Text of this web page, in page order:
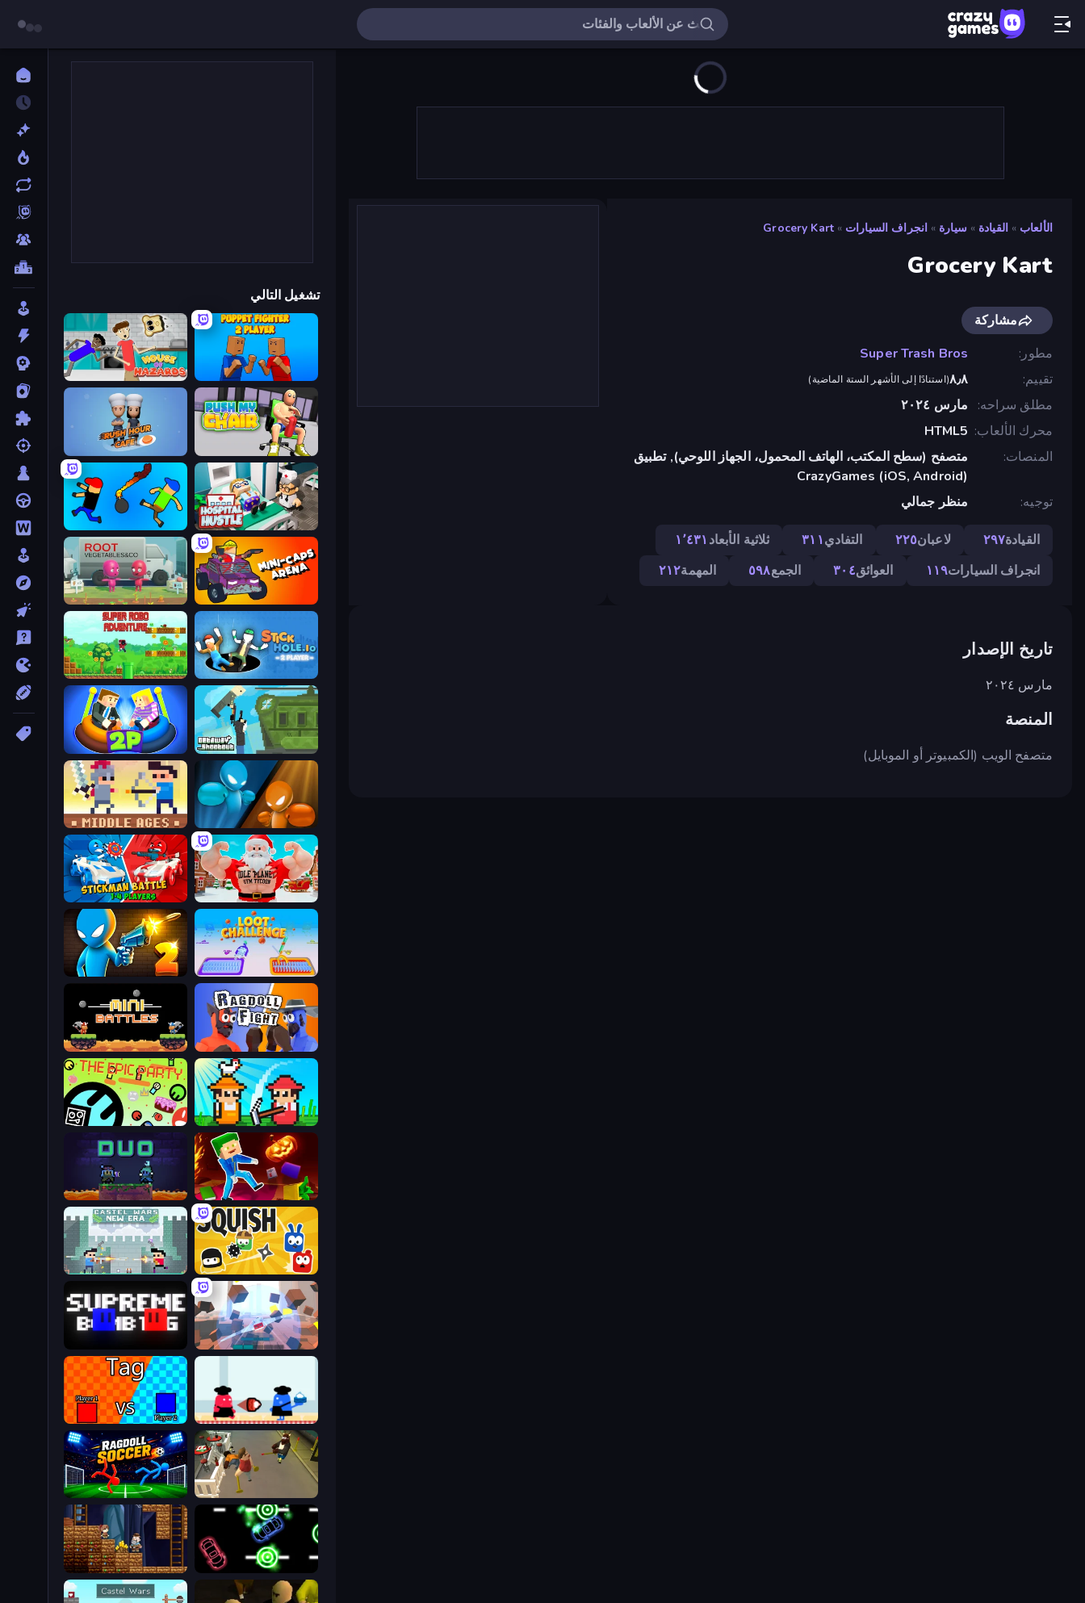
الألعاب » القيادة » سيارة » انجراف السيارات »
Grocery Kart
Grocery Kart
مشاركة
مطور
Super Trash Bros
تقييم
٨٫٨(استنادًا إلى الأشهر الستة الماضية)
مطلق سراحه
مارس ٢٠٢٤
محرك الألعاب HTML5
المنصات
متصفح (سطح المكتب، الهاتف المحمول، الجهاز اللوحي), تطبيق
CrazyGames (iOS, Android)
توجيه
منظر جمالي
القيادة٢٩٧ لاعبان٢٢٥ التفادي٣١١ ثلاثية الأبعاد١٬٤٣١
انجراف السيارات١١٩ العوائق٣٠٤ الجمع٥٩٨ المهمة٢١٢
تاريخ الإصدار
مارس ٢٠٢٤
المنصة
متصفح الويب (الكمبيوتر أو الموبايل)
تشغيل التالي
Puppet Fighter 2 Player
House of Hazards
Push My Chair
Rush Hour Cafe
Hospital Hustle
Mini-Caps: Bombs
Mini-Caps: Arena
Root Vegetables & Co
Stickhole.io
Super Robo - Adventure
Getaway Shootout
Ragdoll Arena 2 Player
Drunken Boxing
Castle Wars: Middle Ages
Idle Planet: Gym Tycoon
Stickman battle 1-4 Players
Loot Challenge
Drunken Duel 2
Ragdoll Fight
12 MiniBattles
Farmer Challenge Party
The Epic Party
Balanced Running
Duo
Squish
Castle Wars: New Era
Cubic Rush
Supreme Bomb Tag
Clash of Cakes
2 Player Tag
Drunk-Fu: Wasted Masters
Ragdoll Soccer 2 Players
Glowit - Two Players
Miners' Adventure